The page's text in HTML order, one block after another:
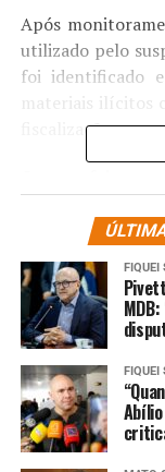
Após
utilizado pelo
foi identificado
materiais ilícitos
fiscalização.
Toledo para os
para o fiel
Comunicação
Fonte:Polícia
Comentários
FIQUEI
FIQUEI